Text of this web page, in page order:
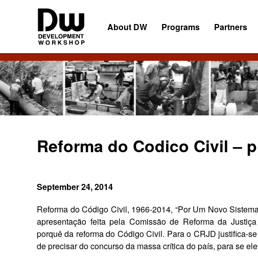
DW
Angola
Development
Workshop
Angola
About DW Programs Partners
Reforma do Codico Civil –
September 24, 2014
Reforma do Código Civil, 1966-2014, “Por Um Novo
apresentação feita pela Comissão de Reforma da
porquê da reforma do Código Civil. Para o CRJD justifica-
de precisar do concurso da massa crítica do país, para se